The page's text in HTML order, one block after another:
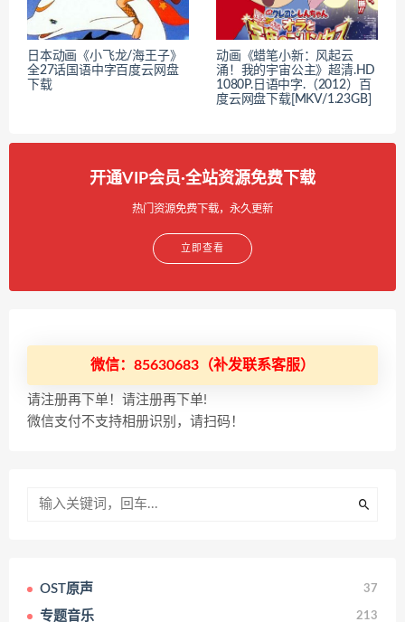
日本动画《小飞龙/海王子》
全27话国语中字百度云网盘
下载
动画《蜡笔小新：风起云
涌！我的宇宙公主》超清.HD
1080P.日语中字.（2012）百
度云网盘下载[MKV/1.23GB]
开通VIP会员·全站资源免费下载
热门资源免费下载，永久更新
立即查看
微信：85630683（补发联系客服）
请注册再下单！请注册再下单!
微信支付不支持相册识别，请扫码！
OST原声 37
专题音乐 213